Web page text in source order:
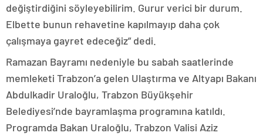
değiştirdiğini söyleyebilirim. Gurur verici bir durum.
Elbette bunun rehavetine kapılmayıp daha çok
çalışmaya gayret edeceğiz” dedi.
Ramazan Bayramı nedeniyle bu sabah saatlerinde
memleketi Trabzon’a gelen Ulaştırma ve Altyapı Bakanı
Abdulkadir Uraloğlu, Trabzon Büyükşehir
Belediyesi’nde bayramlaşma programına katıldı.
Programda Bakan Uraloğlu, Trabzon Valisi Aziz